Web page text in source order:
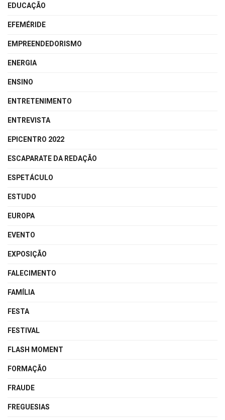
EDUCAÇÃO
EFEMÉRIDE
EMPREENDEDORISMO
ENERGIA
ENSINO
ENTRETENIMENTO
ENTREVISTA
EPICENTRO 2022
ESCAPARATE DA REDAÇÃO
ESPETÁCULO
ESTUDO
EUROPA
EVENTO
EXPOSIÇÃO
FALECIMENTO
FAMÍLIA
FESTA
FESTIVAL
FLASH MOMENT
FORMAÇÃO
FRAUDE
FREGUESIAS